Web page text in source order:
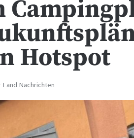
Hotspot
Land Nachrichten